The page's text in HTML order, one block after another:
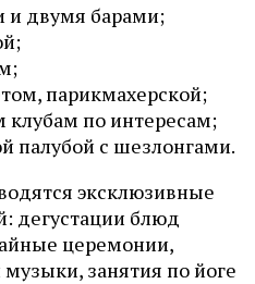
и двумя барами;
парикмахерской;
клубам по интересам;
палубой с шезлонгами.
эксклюзивные
дегустации блюд
церемонии,
занятия по йоге